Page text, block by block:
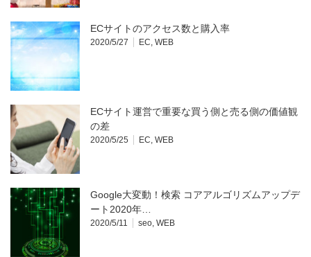
ECサイトのアクセス数と購入率
2020/5/27 EC WEB
ECサイト運営で重要な買う側と売る側の価値観
の差
2020/5/25 EC WEB
Google大変動！検索 コアアルゴリズムアップデ
ート2020年…
2020/5/11 seo WEB